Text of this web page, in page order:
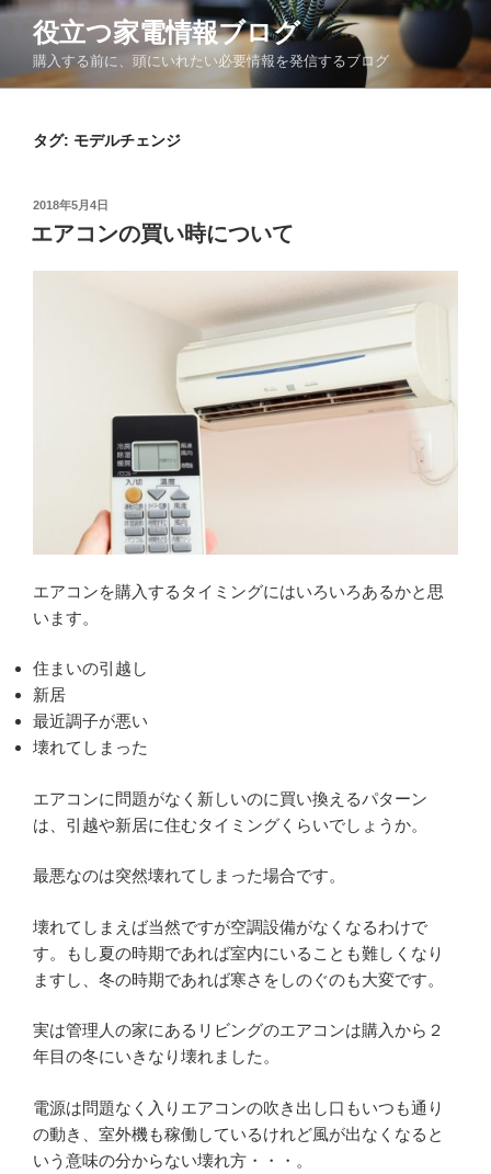
コ
ン
役立つ家電情報ブログ
購入する前に、頭にいれたい必要情報を発信するブログ
タグ: モデルチェンジ
投
日:
2018年5月4日
エアコンの買い時について
エアコンを購入するタイミングにはいろいろあるかと思
います。
住まいの引越し
新居
最近調子が悪い
壊れてしまった
エアコンに問題がなく新しいのに買い換えるパターン
は、引越や新居に住むタイミングくらいでしょうか。
最悪なのは突然壊れてしまった場合です。
壊れてしまえば当然ですが空調設備がなくなるわけで
す。もし夏の時期であれば室内にいることも難しくなり
ますし、冬の時期であれば寒さをしのぐのも大変です。
実は管理人の家にあるリビングのエアコンは購入から２
年目の冬にいきなり壊れました。
電源は問題なく入りエアコンの吹き出し口もいつも通り
の動き、室外機も稼働しているけれど風が出なくなると
いう意味の分からない壊れ方・・・。